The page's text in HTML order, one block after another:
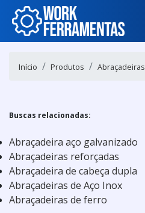
Início Produtos Abraçadeiras
Buscas relacionadas:
Abraçadeira aço galvanizado
Abraçadeiras reforçadas
Abraçadeira de cabeça dupla
Abraçadeiras de Aço Inox
Abraçadeiras de ferro